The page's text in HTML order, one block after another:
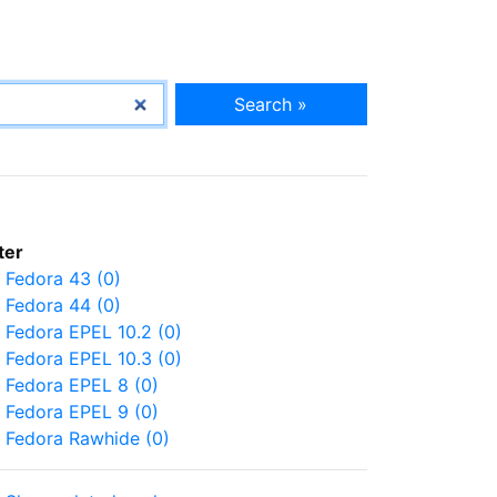
Search »
Fedora 43 (0)
Fedora 44 (0)
Fedora EPEL 10.2 (0)
Fedora EPEL 10.3 (0)
Fedora EPEL 8 (0)
Fedora EPEL 9 (0)
Fedora Rawhide (0)